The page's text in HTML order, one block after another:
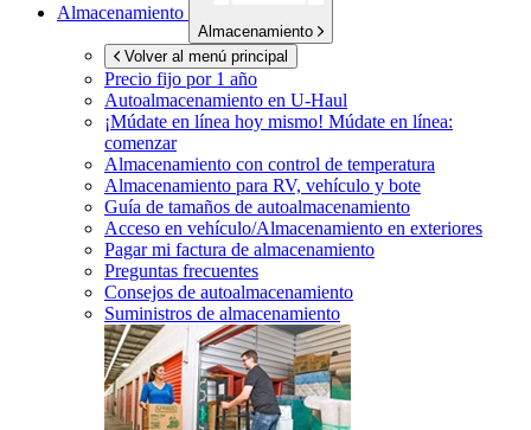
Almacenamiento
Almacenamiento
Volver al menú principal
Precio fijo por 1 año
Autoalmacenamiento en U-Haul
¡Múdate en línea hoy mismo! Múdate en línea:
comenzar
Almacenamiento con control de temperatura
Almacenamiento para RV, vehículo y bote
Guía de tamaños de autoalmacenamiento
Acceso en vehículo/Almacenamiento en exteriores
Pagar mi factura de almacenamiento
Preguntas frecuentes
Consejos de autoalmacenamiento
Suministros de almacenamiento